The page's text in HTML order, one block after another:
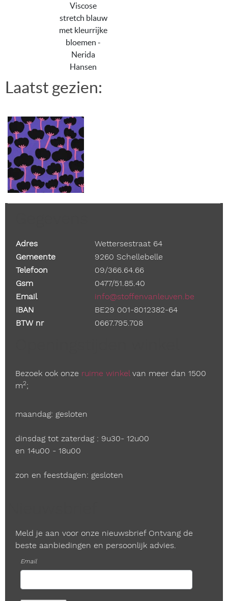
Viscose
stretch blauw
met kleurrijke
bloemen -
Nerida
Hansen
Laatst gezien:
Adres
Wettersestraat 64
Gemeente
9260 Schellebelle
Telefoon
09/366.64.66
Gsm
0477/51.85.40
Email
info@stoffenvanleuven.be
IBAN
BE29 001-8012382-64
BTW nr
0667.795.708
Bezoek ook onze ruime winkel van meer dan 1500
m2;
maandag: gesloten
dinsdag tot zaterdag : 9u30- 12u00
en 14u00 - 18u00
zon en feestdagen: gesloten
Meld je aan voor onze nieuwsbrief Ontvang de
beste aanbiedingen en persoonlijk advies.
Email